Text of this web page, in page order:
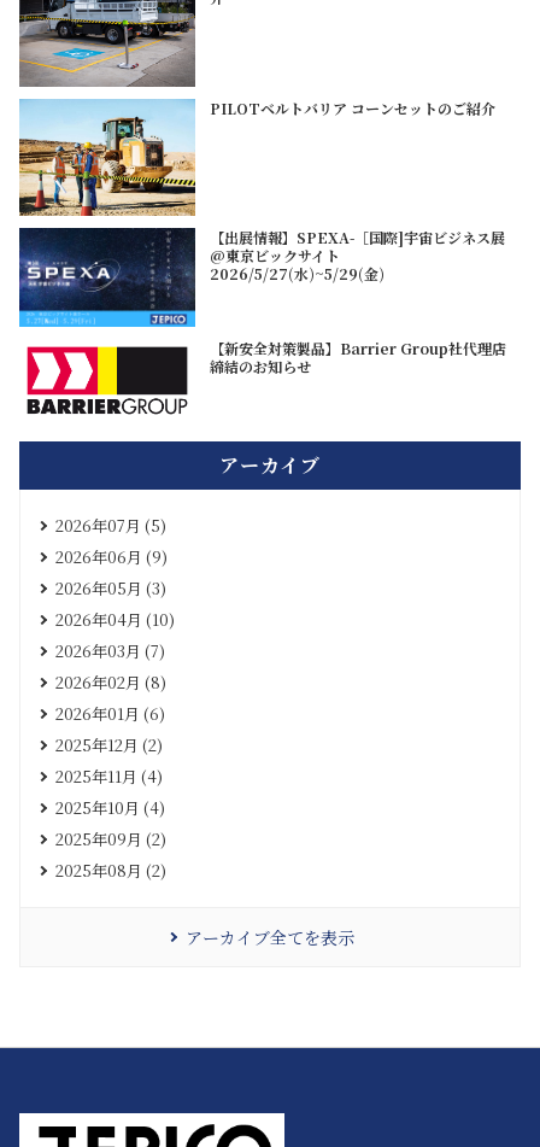
PILOTベルトバリア コーンセットのご紹介
【出展情報】SPEXA-［国際]宇宙ビジネス展
@東京ビックサイト
2026/5/27(水)~5/29(金)
【新安全対策製品】Barrier Group社代理店
締結のお知らせ
アーカイブ
2026年07月 (5)
2026年06月 (9)
2026年05月 (3)
2026年04月 (10)
2026年03月 (7)
2026年02月 (8)
2026年01月 (6)
2025年12月 (2)
2025年11月 (4)
2025年10月 (4)
2025年09月 (2)
2025年08月 (2)
アーカイブ全てを表示